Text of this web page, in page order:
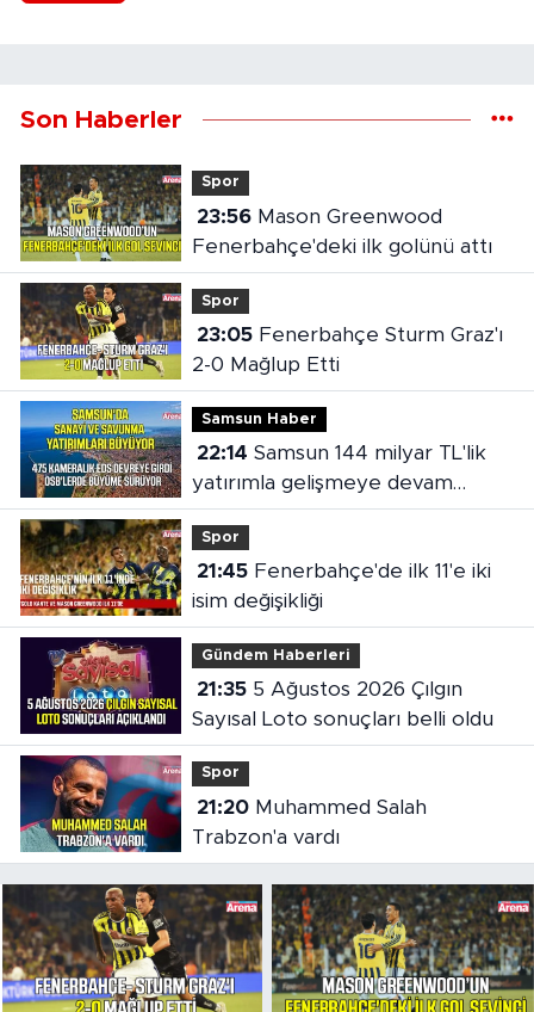
Son Haberler
Spor
23:56Mason Greenwood
Fenerbahçe'deki ilk golünü attı
Spor
23:05Fenerbahçe Sturm Graz'ı
2-0 Mağlup Etti
Samsun Haber
22:14
yatırımla gelişmeye devam
ediyor
Spor
21:45Fenerbahçe'de ilk 11'e iki
isim değişikliği
Gündem Haberleri
21:355 Ağustos 2026 Çılgın
Sayısal Loto sonuçları belli oldu
Spor
21:20Muhammed Salah
Trabzon'a vardı